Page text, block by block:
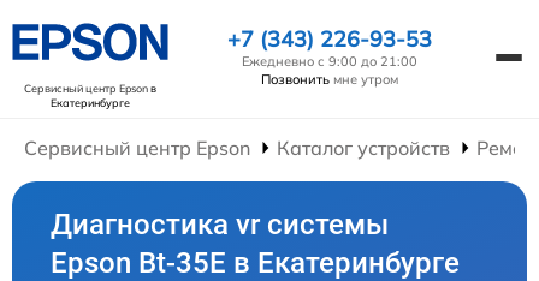
Сервисный центр Epsonв
Екатеринбурге
+7 (343) 226-93-53
Ежедневно с 9:00 до 21:00
Позвонить мне утром
Сервисный центр Epson Каталог устройств
Диагностика vr системы
Epson Bt-35E в Екатеринбурге